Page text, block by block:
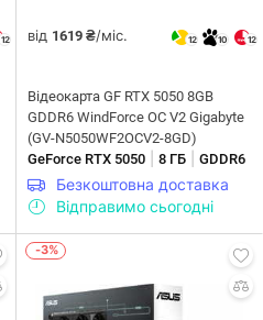
12 від 1619 ₴/міс. 12 10 12
Відеокарта GF RTX 5050 8GB
GDDR6 WindForce OC V2 Gigabyte
(GV-N5050WF2OCV2-8GD)
GeForce RTX 5050
8 ГБ GDDR6
Безкоштовна доставка
Відправимо сьогодні
-3%